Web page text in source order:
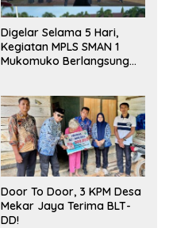
Digelar Selama 5 Hari,
Kegiatan MPLS SMAN 1
Mukomuko Berlangsung
Door To Door, 3 KPM Desa
Mekar Jaya Terima BLT-
DD!